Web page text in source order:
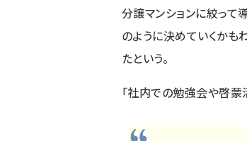
分譲マンションに絞って
のように決めていくかも
たという。
「社内での勉強会や啓蒙